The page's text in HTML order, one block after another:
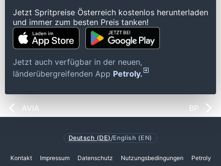
Jetzt Spritpreise Österreich kostenlos herunterladen
und immer zum besten Preis tanken!
Jetzt auch verfügbar in der neuen,
länderübergreifenden App Petroly.
AVIA BP
Deutsch (DE)/English (EN)
Kontakt Impressum Datenschutz Nutzungsbedingungen Petroly